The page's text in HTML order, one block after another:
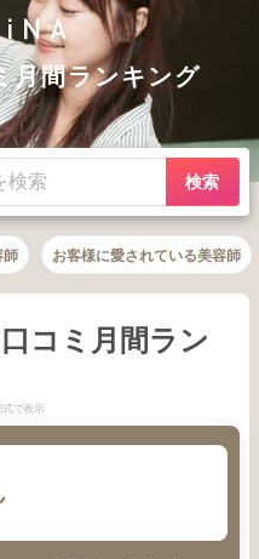
月間ランキング
検索
師 お客様に愛されている美容師
コミ月間ラン
式で表示